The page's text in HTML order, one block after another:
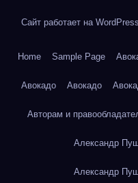
Сайт работает на WordPress
Home Sample Page
Авокадо Авокадо
Авторам и
Александр
Александр